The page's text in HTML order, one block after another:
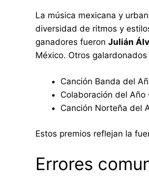
La música mexicana y
diversidad de ritmos y
ganadores fueron Julián
México. Otros galardonados
Canción Banda del
Colaboración del Año
Canción Norteña del
Estos premios reflejan la
Errores